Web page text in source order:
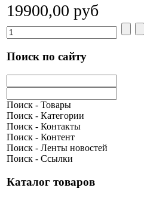
19900,00 руб
Поиск по сайту
Поиск - Товары
Поиск - Категории
Поиск - Контакты
Поиск - Контент
Поиск - Ленты новостей
Поиск - Ссылки
Каталог товаров